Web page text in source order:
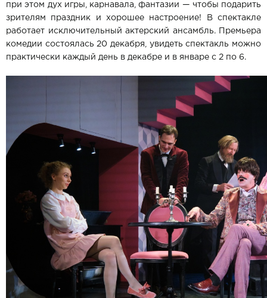
при этом дух игры, карнавала, фантазии — чтобы подарить
зрителям праздник и хорошее настроение! В спектакле
работает исключительный актерский ансамбль. Премьера
комедии состоялась 20 декабря, увидеть спектакль можно
практически каждый день в декабре и в январе с 2 по 6.